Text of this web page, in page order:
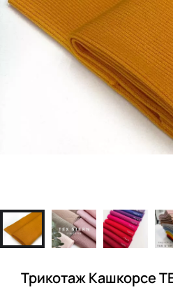
Трикотаж Кашкорсе